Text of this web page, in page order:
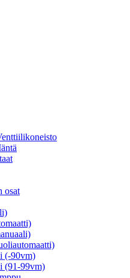
osat
(-90vm)
(91-99vm)